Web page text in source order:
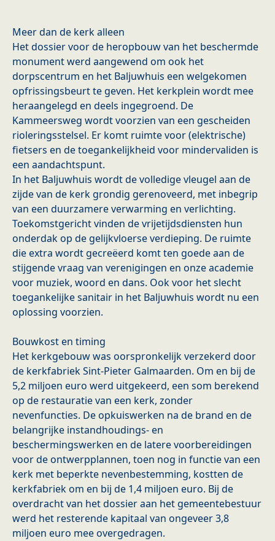
Meer dan de kerk alleen
Het dossier voor de heropbouw van het beschermde
monument werd aangewend om ook het
dorpscentrum en het Baljuwhuis een welgekomen
opfrissingsbeurt te geven. Het kerkplein wordt mee
heraangelegd en deels ingegroend. De
Kammeersweg wordt voorzien van een gescheiden
rioleringsstelsel. Er komt ruimte voor (elektrische)
fietsers en de toegankelijkheid voor mindervaliden is
een aandachtspunt.
In het Baljuwhuis wordt de volledige vleugel aan de
zijde van de kerk grondig gerenoveerd, met inbegrip
van een duurzamere verwarming en verlichting.
Toekomstgericht vinden de vrijetijdsdiensten hun
onderdak op de gelijkvloerse verdieping. De ruimte
die extra wordt gecreëerd komt ten goede aan de
stijgende vraag van verenigingen en onze academie
voor muziek, woord en dans. Ook voor het slecht
toegankelijke sanitair in het Baljuwhuis wordt nu een
oplossing voorzien.
Bouwkost en timing
Het kerkgebouw was oorspronkelijk verzekerd door
de kerkfabriek Sint-Pieter Galmaarden. Om en bij de
5,2 miljoen euro werd uitgekeerd, een som berekend
op de restauratie van een kerk, zonder
nevenfuncties. De opkuiswerken na de brand en de
belangrijke instandhoudings- en
beschermingswerken en de latere voorbereidingen
voor de ontwerpplannen, toen nog in functie van een
kerk met beperkte nevenbestemming, kostten de
kerkfabriek om en bij de 1,4 miljoen euro. Bij de
overdracht van het dossier aan het gemeentebestuur
werd het resterende kapitaal van ongeveer 3,8
miljoen euro mee overgedragen.